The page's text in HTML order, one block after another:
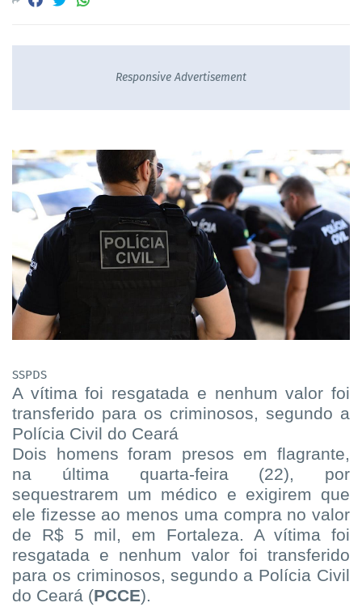
Responsive Advertisement
SSPDS
A vítima foi resgatada e nenhum valor foi
transferido para os criminosos, segundo a
Polícia Civil do Ceará
Dois homens foram presos em flagrante,
na última quarta-feira (22), por
sequestrarem um médico e exigirem que
ele fizesse ao menos uma compra no valor
de R$ 5 mil, em Fortaleza. A vítima foi
resgatada e nenhum valor foi transferido
para os criminosos, segundo a Polícia Civil
do Ceará (PCCE).